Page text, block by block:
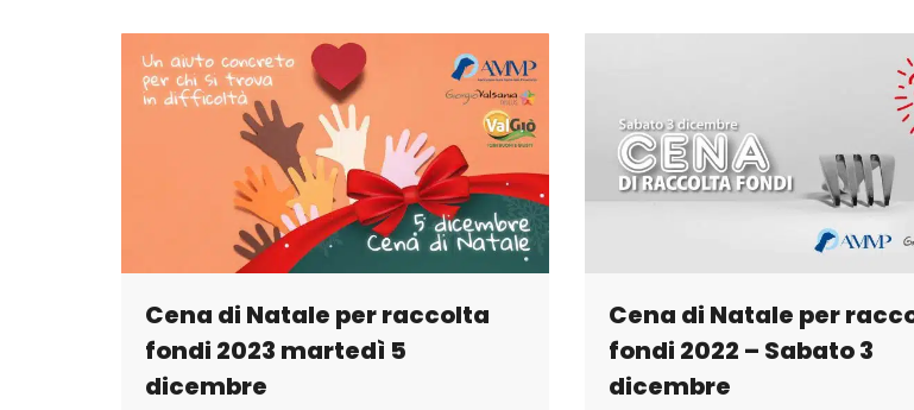
Cena di Natale per raccolta
fondi 2023 martedì 5
dicembre
Cena di Natale per
fondi 2022 – Sabato 3
dicembre